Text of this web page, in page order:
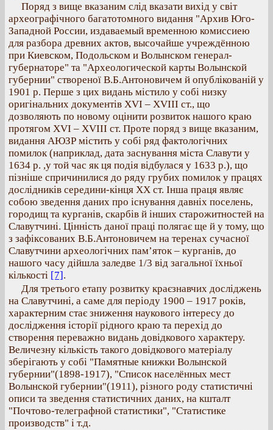
Поряд з вище вказаним слід вказати вихід у світ
археографічного багатотомного видання "Архив Юго-
Западной России, издаваемый временною комиссиею
для разбора древних актов, высочайше учреждённою
при Киевском, Подольском и Волынском генерал-
губернаторе" та "Археологической карты Волынской
губернии" створеної В.Б.Антоновичем й опублікованій у
1901 р. Перше з цих видань містило у собі низку
оригінальних документів ХVI – XVIII ст., що
дозволяють по новому оцінити розвиток нашого краю
протягом XVI – XVIII ст. Проте поряд з вище вказаним,
видання АЮЗР містить у собі ряд фактологічних
помилок (наприклад, дата заснування міста Славути у
1634 р. ,у той час як ця подія відбулася у 1633 р.), що
пізніше спричинилися до ряду грубих помилок у працях
дослідників середини-кінця ХХ ст. Інша праця являє
собою зведення даних про існування давніх поселень,
городищ та курганів, скарбів й інших старожитностей на
Славутчині. Цінність даної праці полягає ще й у тому, що
з зафіксованих В.Б.Антоновичем на теренах сучасної
Славутчини археологічних пам’яток – курганів, до
нашого часу дійшла заледве 1/3 від загальної їхньої
кількості [7].
Для третього етапу розвитку краєзнавчих досліджень
на Славутчині, а саме для періоду 1900 – 1917 років,
характерним стає зниження наукового інтересу до
дослідження історії рідного краю та перехід до
створення переважно видань довідкового характеру.
Величезну кількість такого довідкового матеріалу
зберігають у собі "Памятные книжки Волынской
губернии"(1898-1917), "Список населённых мест
Волынской губернии"(1911), різного роду статистичні
описи та зведення статистичних даних, на кшталт
"Почтово-телеграфной статистики", "Статистике
производств" і т.д.